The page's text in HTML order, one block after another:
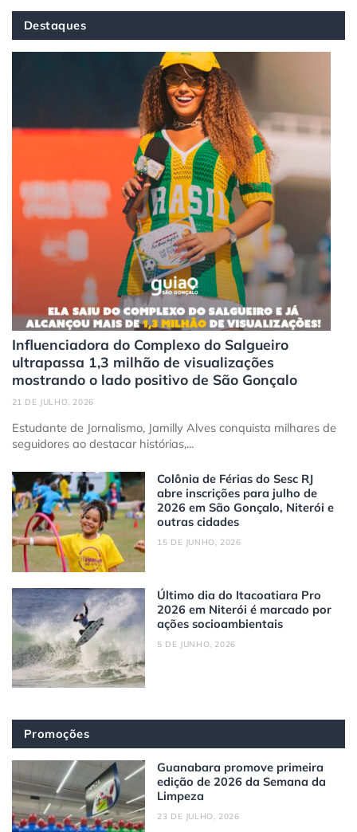
Destaques
Influenciadora do Complexo do Salgueiro
ultrapassa 1,3 milhão de visualizações
mostrando o lado positivo de São Gonçalo
21 DE JULHO, 2026
Estudante de Jornalismo, Jamilly Alves conquista milhares de
seguidores ao destacar histórias,...
Colônia de Férias do Sesc RJ
abre inscrições para julho de
2026 em São Gonçalo, Niterói e
outras cidades
15 DE JUNHO, 2026
Último dia do Itacoatiara Pro
2026 em Niterói é marcado por
ações socioambientais
5 DE JUNHO, 2026
Promoções
Guanabara promove primeira
edição de 2026 da Semana da
Limpeza
23 DE JULHO, 2026